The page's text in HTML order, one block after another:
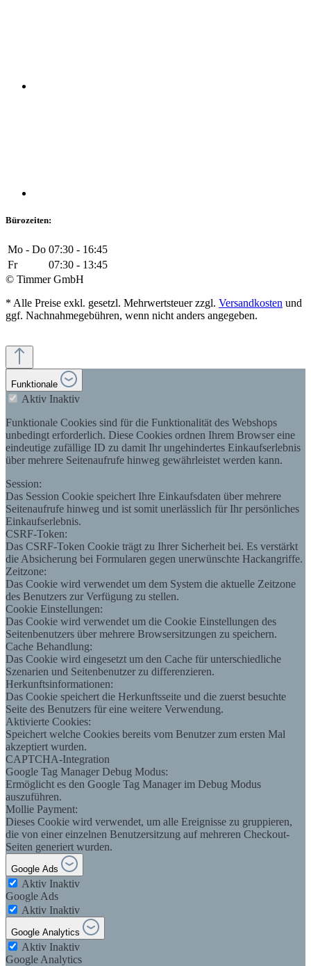
Bürozeiten:
Mo - Do 07:30 - 16:45
Fr
07:30 - 13:45
© Timmer GmbH
* Alle Preise exkl. gesetzl. Mehrwertsteuer zzgl. Versandkosten und
ggf. Nachnahmegebühren, wenn nicht anders angegeben.
Funktionale
Aktiv Inaktiv
Funktionale Cookies sind für die Funktionalität des Webshops
unbedingt erforderlich. Diese Cookies ordnen Ihrem Browser eine
eindeutige zufällige ID zu damit Ihr ungehindertes Einkaufserlebnis
über mehrere Seitenaufrufe hinweg gewährleistet werden kann.
Session:
Das Session Cookie speichert Ihre Einkaufsdaten über mehrere
Seitenaufrufe hinweg und ist somit unerlässlich für Ihr persönliches
Einkaufserlebnis.
CSRF-Token:
Das CSRF-Token Cookie trägt zu Ihrer Sicherheit bei. Es verstärkt
die Absicherung bei Formularen gegen unerwünschte Hackangriffe.
Zeitzone:
Das Cookie wird verwendet um dem System die aktuelle Zeitzone
des Benutzers zur Verfügung zu stellen.
Cookie Einstellungen:
Das Cookie wird verwendet um die Cookie Einstellungen des
Seitenbenutzers über mehrere Browsersitzungen zu speichern.
Cache Behandlung:
Das Cookie wird eingesetzt um den Cache für unterschiedliche
Szenarien und Seitenbenutzer zu differenzieren.
Herkunftsinformationen:
Das Cookie speichert die Herkunftsseite und die zuerst besuchte
Seite des Benutzers für eine weitere Verwendung.
Aktivierte Cookies:
Speichert welche Cookies bereits vom Benutzer zum ersten Mal
akzeptiert wurden.
CAPTCHA-Integration
Google Tag Manager Debug Modus:
Ermöglicht es den Google Tag Manager im Debug Modus
auszuführen.
Mollie Payment:
Dieses Cookie wird verwendet, um alle Ereignisse zu gruppieren,
die von einer einzelnen Benutzersitzung auf mehreren Checkout-
Seiten generiert wurden.
Google Ads
Aktiv Inaktiv
Google Ads
Aktiv Inaktiv
Google Analytics
Aktiv Inaktiv
Google Analytics